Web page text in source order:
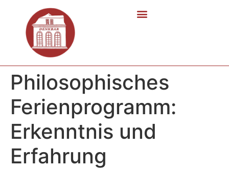
Philosophisches
Ferienprogramm:
Erkenntnis und
Erfahrung